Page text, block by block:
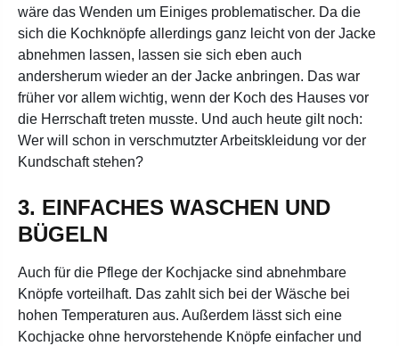
wäre das Wenden um Einiges problematischer. Da die
sich die Kochknöpfe allerdings ganz leicht von der Jacke
abnehmen lassen, lassen sie sich eben auch
andersherum wieder an der Jacke anbringen. Das war
früher vor allem wichtig, wenn der Koch des Hauses vor
die Herrschaft treten musste. Und auch heute gilt noch:
Wer will schon in verschmutzter Arbeitskleidung vor der
Kundschaft stehen?
3. EINFACHES WASCHEN UND
BÜGELN
Auch für die Pflege der Kochjacke sind abnehmbare
Knöpfe vorteilhaft. Das zahlt sich bei der Wäsche bei
hohen Temperaturen aus. Außerdem lässt sich eine
Kochjacke ohne hervorstehende Knöpfe einfacher und